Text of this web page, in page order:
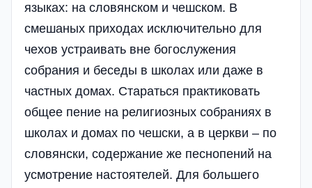
языках: на словянском и чешском. В
смешаных приходах исключительно для
чехов устраивать вне богослужения
собрания и беседы в школах или даже в
частных домах. Стараться практиковать
общее пение на религиозных собраниях в
школах и домах по чешски, а в церкви – по
словянски, содержание же песнопений на
усмотрение настоятелей. Для большего